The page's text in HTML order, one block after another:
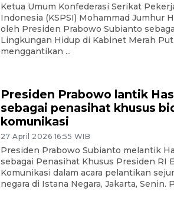
Ketua Umum Konfederasi Serikat
Indonesia (KSPSI) Mohammad Jumhur
oleh Presiden Prabowo Subianto
Lingkungan Hidup di Kabinet Merah
menggantikan ...
Presiden Prabowo lantik
sebagai penasihat khusus
komunikasi
27 April 2026 16:55 WIB
Presiden Prabowo Subianto melantik
sebagai Penasihat Khusus Presiden RI
Komunikasi dalam acara pelantikan
negara di Istana Negara, Jakarta, Senin.